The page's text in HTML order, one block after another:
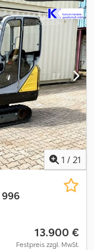
Schnellwechsler
Bitte , Irrtümer und
1 / 21
996
13.900 €
Festpreis zzgl. MwSt.